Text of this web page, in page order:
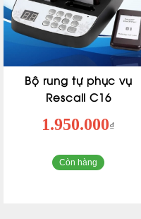
Bộ rung tự phục vụ
Rescall C16
1.950.000₫
Còn hàng